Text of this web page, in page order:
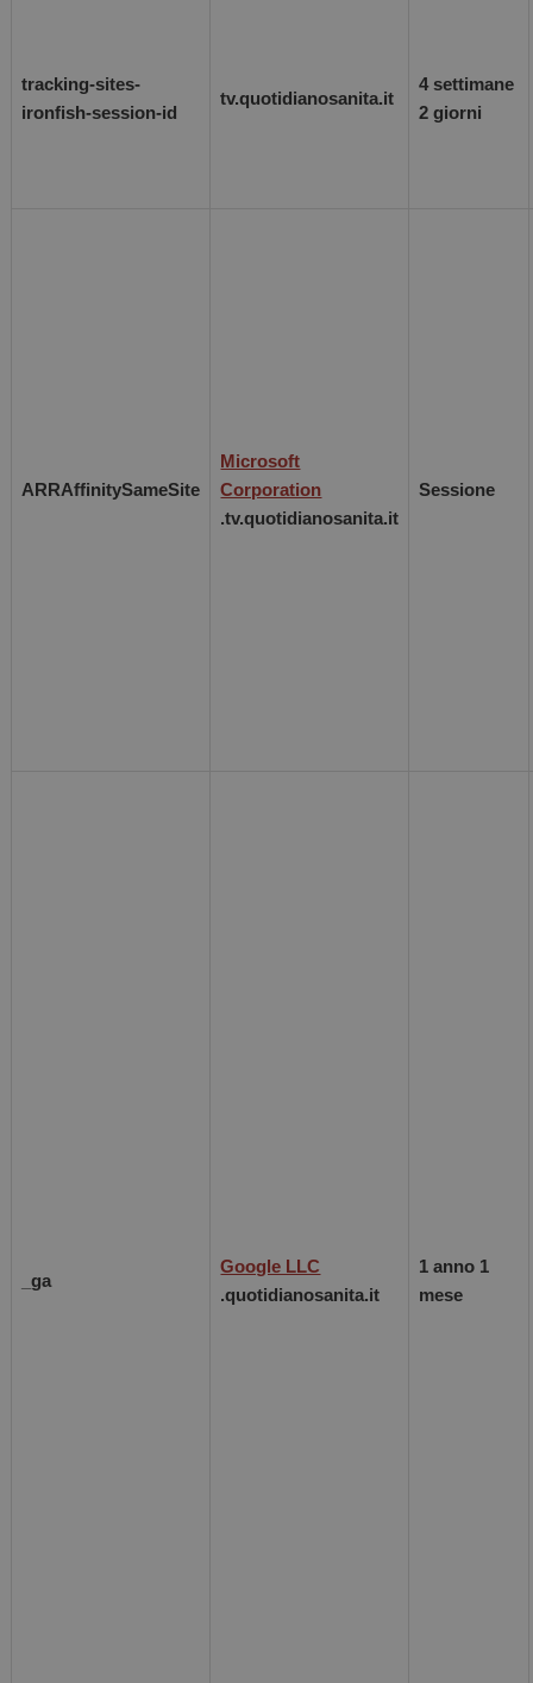
tracking-sites-
ironfish-session-id
tv.quotidianosanita.it
4 settimane
2 giorni
ARRAffinitySameSite
Microsoft
Corporation
.tv.quotidianosanita.it
Sessione
_ga
Google LLC
.quotidianosanita.it
1 anno 1
mese